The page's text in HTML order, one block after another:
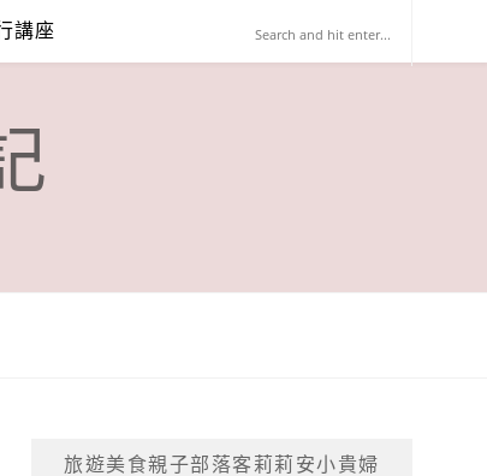
講座
旅遊美食親子部落客莉莉安小貴婦